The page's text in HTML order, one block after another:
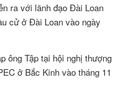
ra với lãnh đạo Đài Loan
cử ở Đài Loan vào ngày
ông Tập tại hội nghị thượng
ở Bắc Kinh vào tháng 11